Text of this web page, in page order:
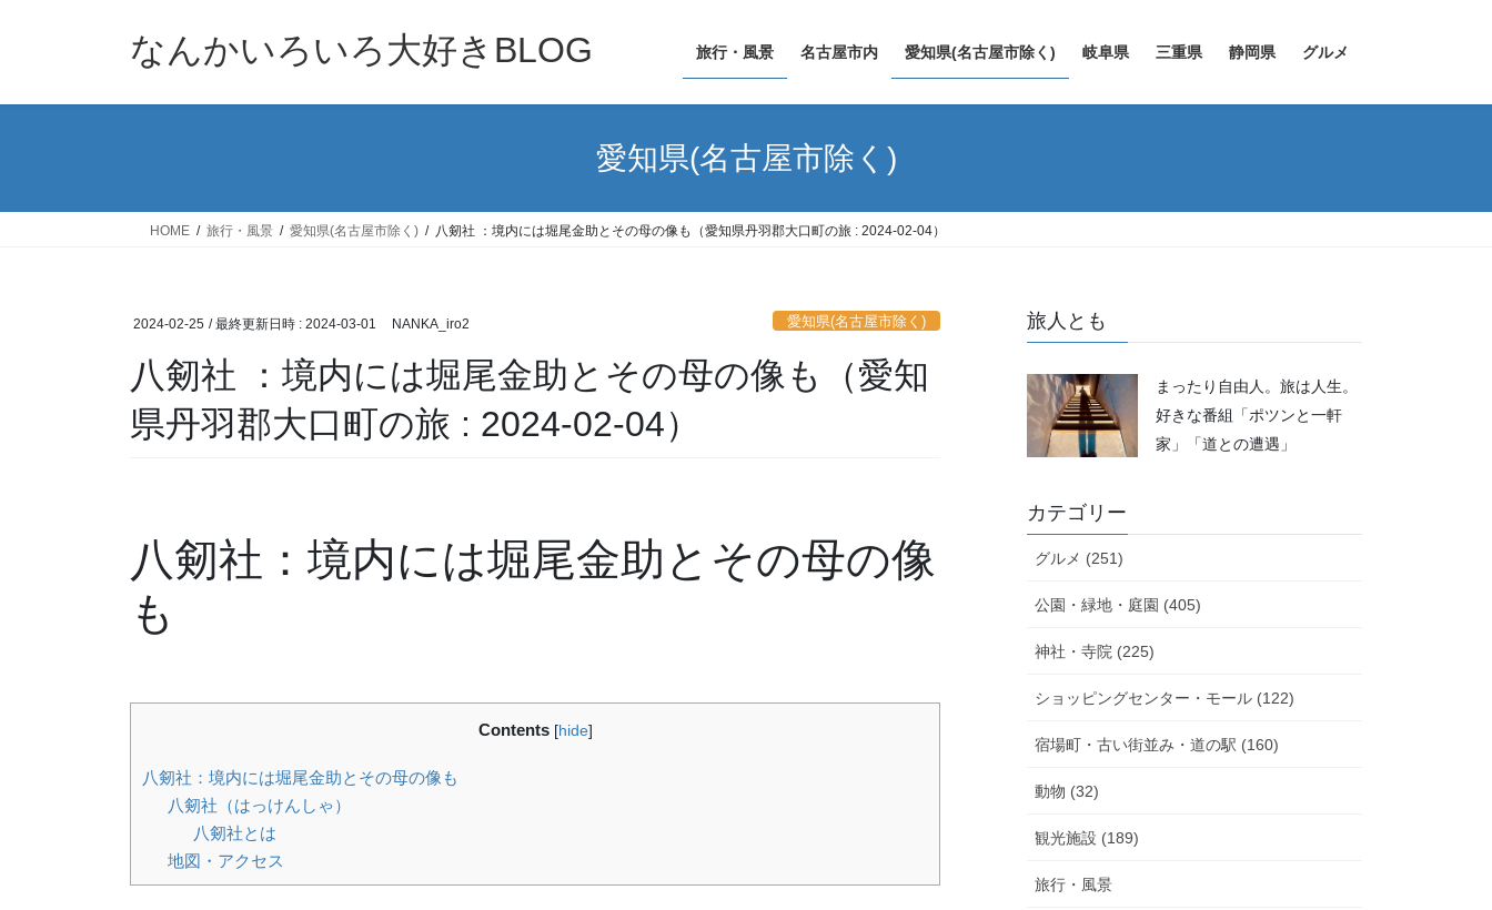
なんかいろいろ大好きBLOG 旅行・風景 名古屋市内 愛知県(名古屋市除く) 岐阜県 三重県 静岡県 グルメ
愛知県(名古屋市除く)
HOME 旅行・風景 愛知県(名古屋市除く) 八剱社 ：境内には堀尾金助とその母の像も（愛知県丹羽郡大口町の旅 : 2024-02-04）
2024-02-25 / 最終更新日時 : 2024-03-01 NANKA_iro2 愛知県(名古屋市除く)
八剱社 ：境内には堀尾金助とその母の像も（愛知
県丹羽郡大口町の旅 : 2024-02-04）
八剱社：境内には堀尾金助とその母の像
も
Contents [hide]
八剱社：境内には堀尾金助とその母の像も
八剱社（はっけんしゃ）
八剱社とは
地図・アクセス
旅人とも
まったり自由人。旅は人生。
好きな番組「ポツンと一軒
家」「道との遭遇」
カテゴリー
グルメ (251)
公園・緑地・庭園 (405)
神社・寺院 (225)
ショッピングセンター・モール (122)
宿場町・古い街並み・道の駅 (160)
動物 (32)
観光施設 (189)
旅行・風景